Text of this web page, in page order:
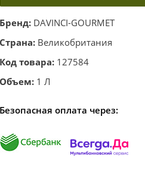
Бренд: DAVINCI-GOURMET
Страна: Великобритания
Код товара: 127584
Объем: 1 Л
Безопасная оплата через: